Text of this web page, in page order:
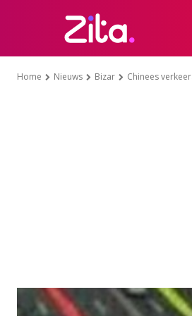
Home Nieuws Bizar Chinees